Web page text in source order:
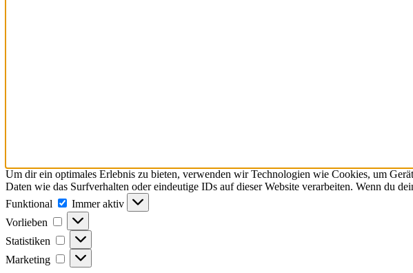
Um dir ein optimales Erlebnis zu bieten, verwenden wir Technologien wie Cookies, um
Daten wie das Surfverhalten oder eindeutige IDs auf dieser Website verarbeiten. Wenn du
Funktional
Immer aktiv
Vorlieben
Statistiken
Marketing